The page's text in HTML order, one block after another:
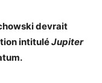
devrait
intituléJupiter